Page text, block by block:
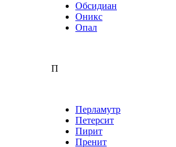
Обсидиан
Оникс
Опал
П
Перламутр
Петерсит
Пирит
Пренит